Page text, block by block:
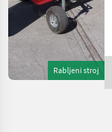
Rabljeni stroj